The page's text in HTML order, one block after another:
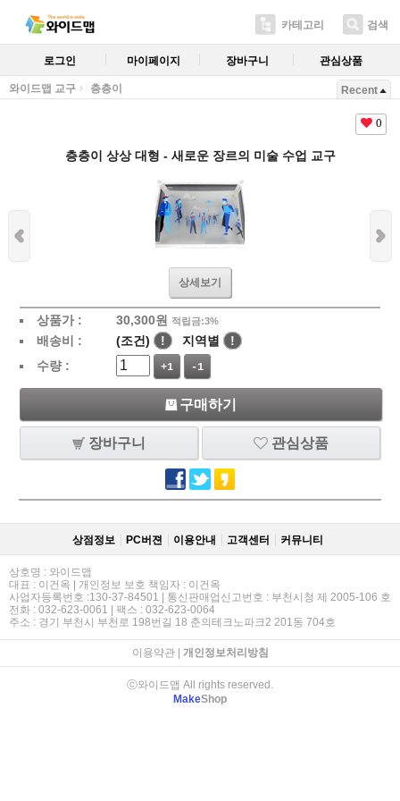
카테고리 검색
로그인 마이페이지 장바구니 관심상품
와이드맵 교구 층층이 Recent
0
층층이 상상 대형 - 새로운 장르의 미술 수업 교구
상세보기
상품가 : 30,300원 적립금:3%
배송비 : (조건) ! 지역별
!
수량 :
+1 -1
구매하기
장바구니 관심상품
상점정보 PC버젼 이용안내 고객센터 커뮤니티
상호명 : 와이드맵
대표 : 이건옥 | 개인정보 보호 책임자 : 이건옥
사업자등록번호 :130-37-84501 | 통신판매업신고번호 : 부천시청 제 2005-106 호
전화 : 032-623-0061 | 팩스 : 032-623-0064
주소 : 경기 부천시 부천로 198번길 18 춘의테크노파크2 201동 704호
이용약관| 개인정보처리방침
ⓒ와이드맵 All rights reserved.
MakeShop